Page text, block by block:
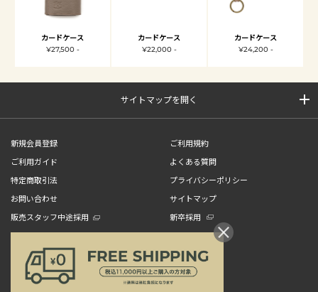
カードケース
¥27,500 -
カードケース
¥22,000 -
カードケース
¥24,200 -
サイトマップを開く
新規会員登録
ご利用規約
ご利用ガイド
よくある質問
特定商取引法
プライバシーポリシー
お問い合わせ
サイトマップ
販売スタッフ中途採用
新卒採用